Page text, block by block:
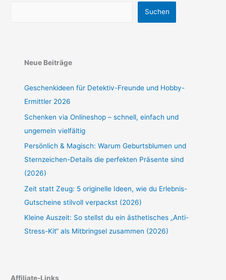
Suchen
Neue Beiträge
Geschenkideen für Detektiv-Freunde und Hobby-
Ermittler 2026
Schenken via Onlineshop – schnell, einfach und
ungemein vielfältig
Persönlich & Magisch: Warum Geburtsblumen und
Sternzeichen-Details die perfekten Präsente sind
(2026)
Zeit statt Zeug: 5 originelle Ideen, wie du Erlebnis-
Gutscheine stilvoll verpackst (2026)
Kleine Auszeit: So stellst du ein ästhetisches „Anti-
Stress-Kit“ als Mitbringsel zusammen (2026)
Affiliate-Links